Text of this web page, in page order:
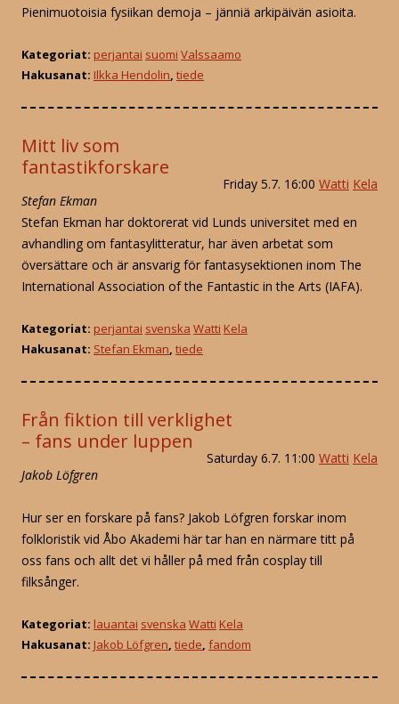
Pienimuotoisia fysiikan demoja – jänniä arkipäivän asioita.
Kategoriat: perjantai suomi Valssaamo
Hakusanat: Ilkka Hendolin, tiede
Mitt liv som
fantastikforskare
Friday 5.7. 16:00 Watti Kela
Stefan Ekman
Stefan Ekman har doktorerat vid Lunds universitet med en
avhandling om fantasylitteratur, har även arbetat som
översättare och är ansvarig för fantasysektionen inom The
International Association of the Fantastic in the Arts (IAFA).
Kategoriat: perjantai svenska Watti Kela
Hakusanat: Stefan Ekman, tiede
Från fiktion till verklighet
– fans under luppen
Saturday 6.7. 11:00 Watti Kela
Jakob Löfgren
Hur ser en forskare på fans? Jakob Löfgren forskar inom
folkloristik vid Åbo Akademi här tar han en närmare titt på
oss fans och allt det vi håller på med från cosplay till
filksånger.
Kategoriat: lauantai svenska Watti Kela
Hakusanat: Jakob Löfgren, tiede, fandom